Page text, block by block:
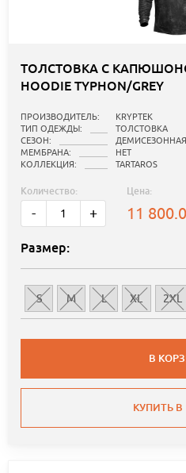
ТОЛСТОВКА С КАПЮШОНОМ
HOODIE TYPHON/GREY
ПРОИЗВОДИТЕЛЬ:
KRYPTEK
ТИП ОДЕЖДЫ:
ТОЛСТОВКА
СЕЗОН:
ДЕМИСЕЗОННАЯ
МЕМБРАНА:
НЕТ
КОЛЛЕКЦИЯ:
TARTAROS
Количество:
- +
Цена:
11
Размер:
S M L XL 2XL
В
КУПИТЬ В